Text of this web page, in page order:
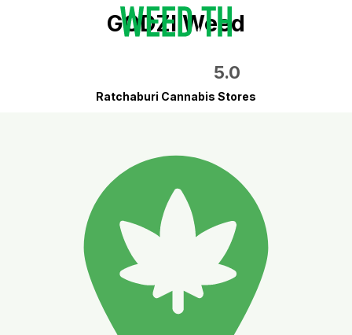
GODZI Weed
5.0
Ratchaburi Cannabis Stores